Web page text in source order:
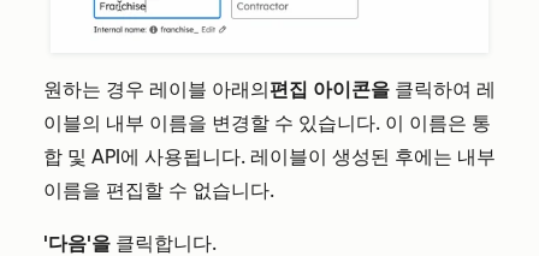
원하는 경우 레이블 아래의편집 아이콘을 클릭하여 레
이블의 내부 이름을 변경할 수 있습니다. 이 이름은 통
합 및 API에 사용됩니다. 레이블이 생성된 후에는 내부
이름을 편집할 수 없습니다.
'다음'을 클릭합니다.